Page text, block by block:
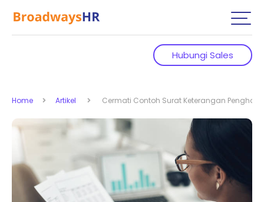
Hubungi Sales
Home Artikel Cermati Contoh Surat Keterangan